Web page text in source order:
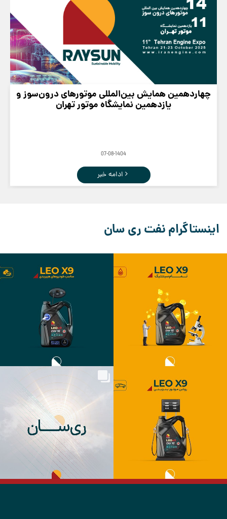
چهاردهمین همایش بین‌المللی موتورهای درون‌سوز و
یازدهمین نمایشگاه موتور تهران
07-08-1404
ادامه خبر
اینستاگرام نفت ری سان